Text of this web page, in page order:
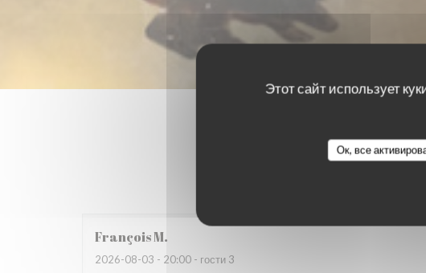
Этот сайт использует
Ок, все
Оценки
FrançoisM
2026-08-03 - 20:00 - гости 3